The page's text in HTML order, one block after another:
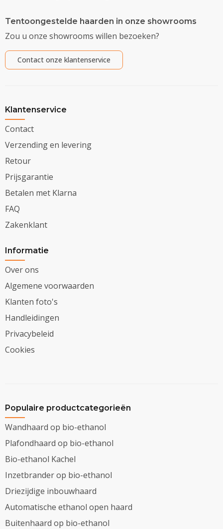
Tentoongestelde haarden in onze showrooms
Zou u onze showrooms willen bezoeken?
Contact onze klantenservice
Klantenservice
Contact
Verzending en levering
Retour
Prijsgarantie
Betalen met Klarna
FAQ
Zakenklant
Informatie
Over ons
Algemene voorwaarden
Klanten foto's
Handleidingen
Privacybeleid
Cookies
Populaire productcategorieën
Wandhaard op bio-ethanol
Plafondhaard op bio-ethanol
Bio-ethanol Kachel
Inzetbrander op bio-ethanol
Driezijdige inbouwhaard
Automatische ethanol open haard
Buitenhaard op bio-ethanol